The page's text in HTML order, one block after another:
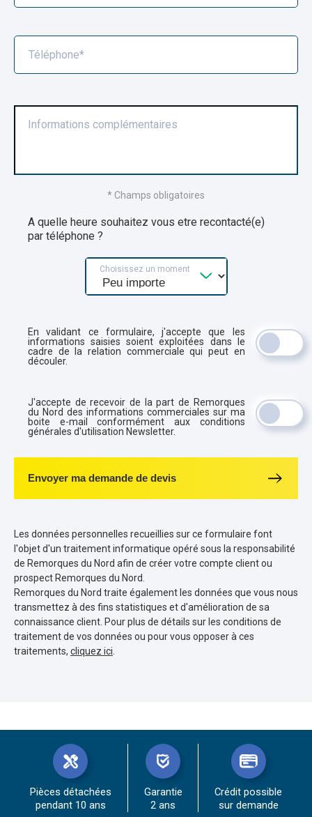
Téléphone*
Informations complémentaires
* Champs obligatoires
A quelle heure souhaitez vous etre recontacté(e)
par téléphone ?
Choisissez un moment
En validant ce formulaire, j'accepte que les
informations saisies soient exploitées dans le
cadre de la relation commerciale qui peut en
découler.
J'accepte de recevoir de la part de Remorques
du Nord des informations commerciales sur ma
boite e-mail conformément aux conditions
générales d'utilisation Newsletter.
Envoyer ma demande de devis
Les données personnelles recueillies sur ce formulaire font
l'objet d'un traitement informatique opéré sous la responsabilité
de Remorques du Nord afin de créer votre compte client ou
prospect Remorques du Nord.
Remorques du Nord traite également les données que vous nous
transmettez à des fins statistiques et d'amélioration de sa
connaissance client. Pour plus de détails sur les conditions de
traitement de vos données ou pour vous opposer à ces
traitements, cliquez ici
X
Pièces détachées
pendant 10 ans
Garantie
2 ans
Crédit possible
sur demande